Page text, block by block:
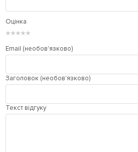
Оцінка
★
★
★
★
★
Email (необов'язково)
Заголовок (необов'язково)
Текст відгуку